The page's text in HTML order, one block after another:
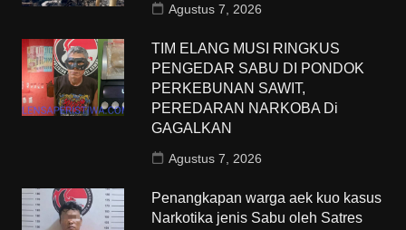
Agustus 7, 2026
TIM ELANG MUSI RINGKUS
PENGEDAR SABU DI PONDOK
PERKEBUNAN SAWIT,
PEREDARAN NARKOBA Di
GAGALKAN
Agustus 7, 2026
Penangkapan warga aek kuo kasus
Narkotika jenis Sabu oleh Satres